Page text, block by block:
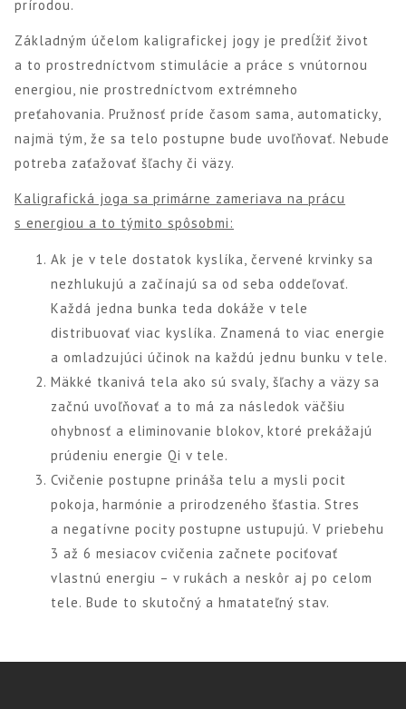
prírodou.
Základným účelom kaligrafickej jogy je predĺžiť život
a to prostredníctvom stimulácie a práce s vnútornou
energiou, nie prostredníctvom extrémneho
preťahovania. Pružnosť príde časom sama, automaticky,
najmä tým, že sa telo postupne bude uvoľňovať. Nebude
potreba zaťažovať šľachy či väzy.
Kaligrafická joga sa primárne zameriava na prácu
s energiou a to týmito spôsobmi:
Ak je v tele dostatok kyslíka, červené krvinky sa
nezhlukujú a začínajú sa od seba oddeľovať.
Každá jedna bunka teda dokáže v tele
distribuovať viac kyslíka. Znamená to viac energie
a omladzujúci účinok na každú jednu bunku v tele.
Mäkké tkanivá tela ako sú svaly, šľachy a väzy sa
začnú uvoľňovať a to má za následok väčšiu
ohybnosť a eliminovanie blokov, ktoré prekážajú
prúdeniu energie Qi v tele.
Cvičenie postupne prináša telu a mysli pocit
pokoja, harmónie a prirodzeného šťastia. Stres
a negatívne pocity postupne ustupujú. V priebehu
3 až 6 mesiacov cvičenia začnete pociťovať
vlastnú energiu – v rukách a neskôr aj po celom
tele. Bude to skutočný a hmatateľný stav.